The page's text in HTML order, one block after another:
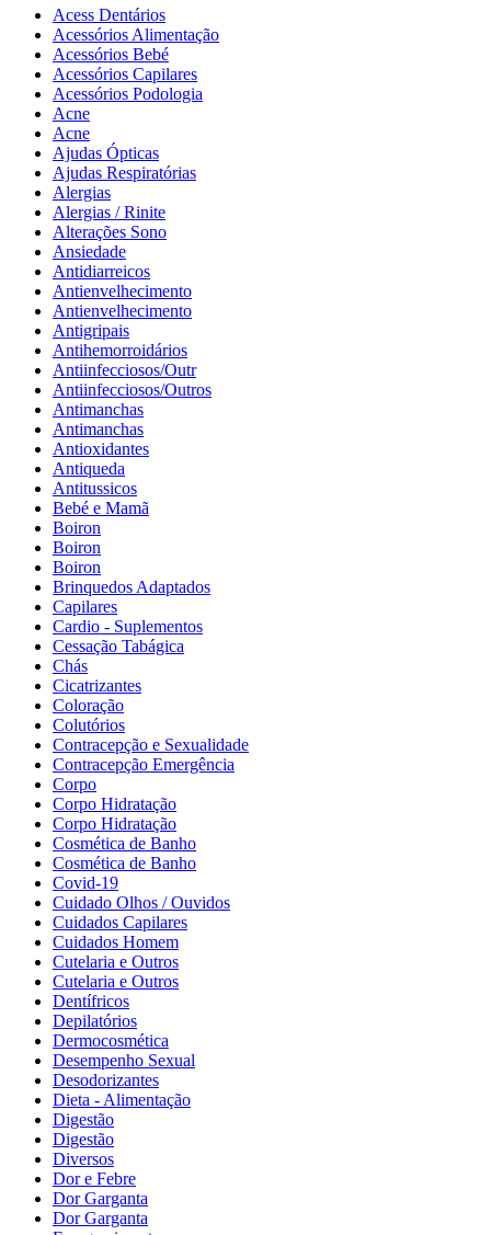
Acess Dentários
Acessórios Alimentação
Acessórios Bebé
Acessórios Capilares
Acessórios Podologia
Acne
Acne
Ajudas Ópticas
Ajudas Respiratórias
Alergias
Alergias / Rinite
Alterações Sono
Ansiedade
Antidiarreicos
Antienvelhecimento
Antienvelhecimento
Antigripais
Antihemorroidários
Antiinfecciosos/Outr
Antiinfecciosos/Outros
Antimanchas
Antimanchas
Antioxidantes
Antiqueda
Antitussicos
Bebé e Mamã
Boiron
Boiron
Boiron
Brinquedos Adaptados
Capilares
Cardio - Suplementos
Cessação Tabágica
Chás
Cicatrizantes
Coloração
Colutórios
Contracepção e Sexualidade
Contracepção Emergência
Corpo
Corpo Hidratação
Corpo Hidratação
Cosmética de Banho
Cosmética de Banho
Covid-19
Cuidado Olhos / Ouvidos
Cuidados Capilares
Cuidados Homem
Cutelaria e Outros
Cutelaria e Outros
Dentífricos
Depilatórios
Dermocosmética
Desempenho Sexual
Desodorizantes
Dieta - Alimentação
Digestão
Digestão
Diversos
Dor e Febre
Dor Garganta
Dor Garganta